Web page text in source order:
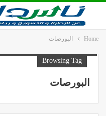
Home البورصات
Browsing Tag
البورصات